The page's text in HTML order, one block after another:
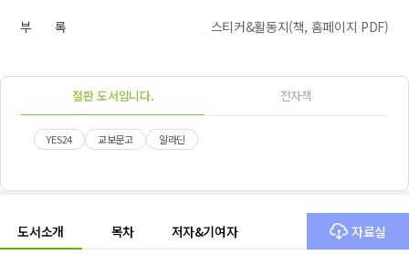
부 록 스티커&활동지(책, 홈페이지 PDF)
절판 도서입니다. 전자책
YES24 교보문고 알라딘
도서소개 목차 저자&기여자 자료실